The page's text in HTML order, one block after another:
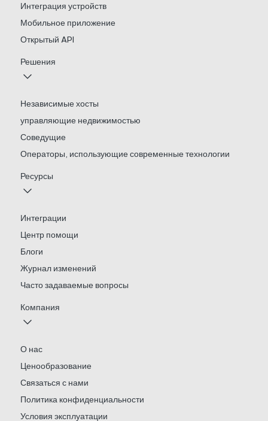
Интеграция устройств
Мобильное приложение
Открытый API
Решения
Независимые хосты
управляющие недвижимостью
Соведущие
Операторы, использующие современные технологии
Ресурсы
Интеграции
Центр помощи
Блоги
Журнал изменений
Часто задаваемые вопросы
Компания
О нас
Ценообразование
Связаться с нами
Политика конфиденциальности
Условия эксплуатации